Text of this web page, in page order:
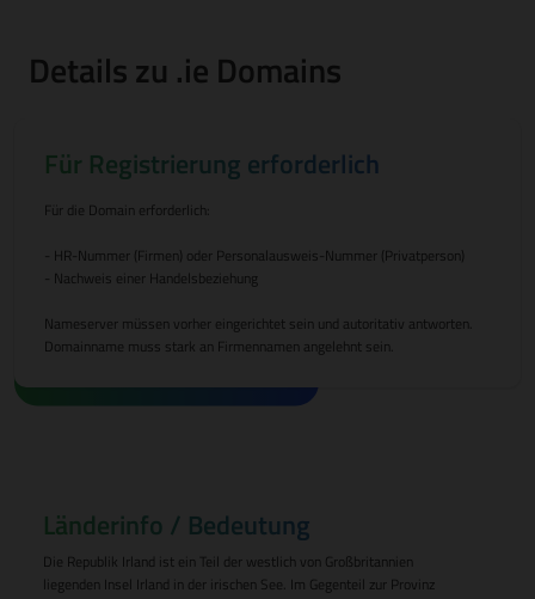
Details zu .ie Domains
Für Registrierung erforderlich
Für die Domain erforderlich:
- HR-Nummer (Firmen) oder Personalausweis-Nummer (Privatperson)
- Nachweis einer Handelsbeziehung
Nameserver müssen vorher eingerichtet sein und autoritativ antworten.
Domainname muss stark an Firmennamen angelehnt sein.
Länderinfo / Bedeutung
Die Republik Irland ist ein Teil der westlich von Großbritannien
liegenden Insel Irland in der irischen See. Im Gegenteil zur Provinz